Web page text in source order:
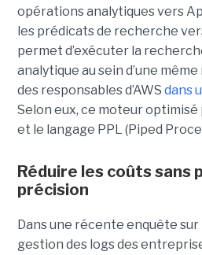
opérations analytiques vers
les prédicats de recherche
permet d’exécuter la
analytique au sein d’une
des responsables d’AWS dans
Selon eux, ce moteur optimisé
et le langage PPL (Piped
Réduire les coûts sans
précision
Dans une récente enquête sur
gestion des logs des